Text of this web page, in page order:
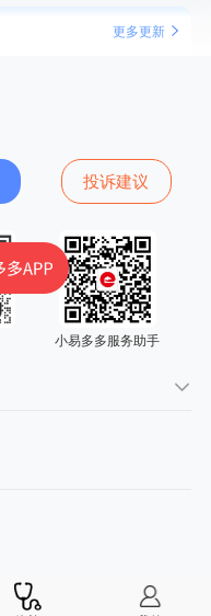
更多更新
投诉建议
小易多多服务助手